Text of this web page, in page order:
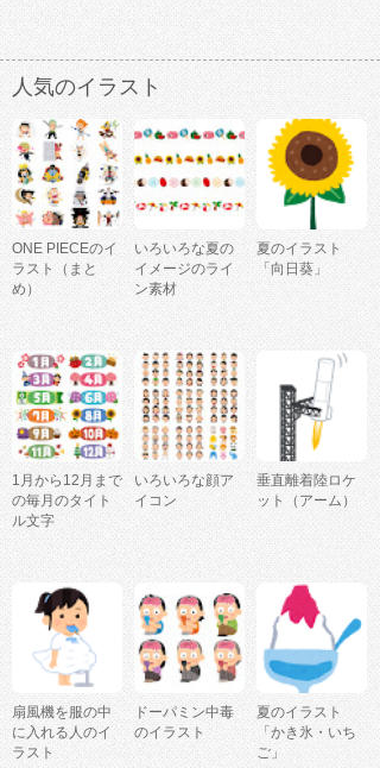
人気のイラスト
ONE PIECEのイ
ラスト（まと
め）
いろいろな夏の
イメージのライ
ン素材
夏のイラスト
「向日葵」
1月から12月まで
の毎月のタイト
ル文字
いろいろな顔ア
イコン
垂直離着陸ロケ
ット（アーム）
扇風機を服の中
に入れる人のイ
ラスト
ドーパミン中毒
のイラスト
夏のイラスト
「かき氷・いち
ご」